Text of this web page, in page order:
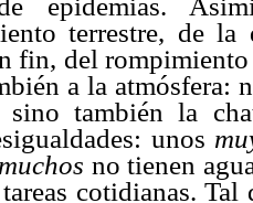
terrestre, de
fin, del
a la atmósfera:
sino también la
unos
no tienen
cotidianas. Tal